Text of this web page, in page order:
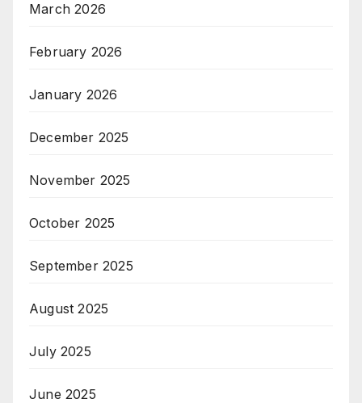
March 2026
February 2026
January 2026
December 2025
November 2025
October 2025
September 2025
August 2025
July 2025
June 2025